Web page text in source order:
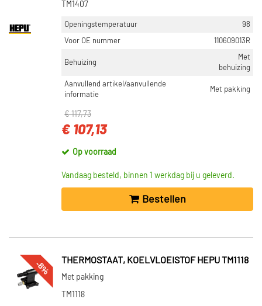
TM1407
Openingstemperatuur
98
Voor OE nummer
110609013R
Behuizing
Met
behuizing
Aanvullend artikel/aanvullende
informatie
Met pakking
€ 117,73
€ 107,13
Op voorraad
Vandaag besteld, binnen 1 werkdag bij u geleverd.
Bestellen
-8% THERMOSTAAT, KOELVLOEISTOF HEPU TM1118
Met pakking
TM1118